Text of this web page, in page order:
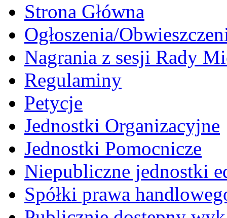
Strona Główna
Ogłoszenia/
Nagrania z sesji Rady
Regulaminy
Petycje
Jednostki Organizacyjne
Jednostki Pomocnicze
Niepubliczne jednostki
Spółki prawa